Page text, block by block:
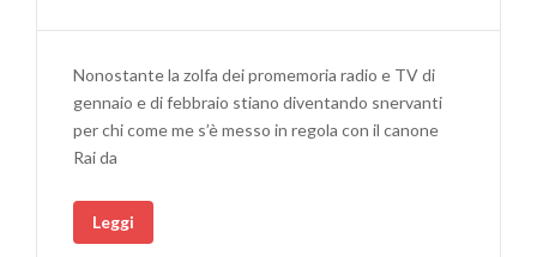
Nonostante la zolfa dei promemoria radio e TV di
gennaio e di febbraio stiano diventando snervanti
per chi come me s’è messo in regola con il canone
Rai da
Leggi